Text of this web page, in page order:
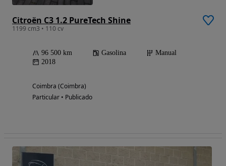
Citroën C3 1.2 PureTech Shine
1199 cm3 • 110 cv
96 500 km Gasolina
Manual
2018
Coimbra (Coimbra)
Particular • Publicado